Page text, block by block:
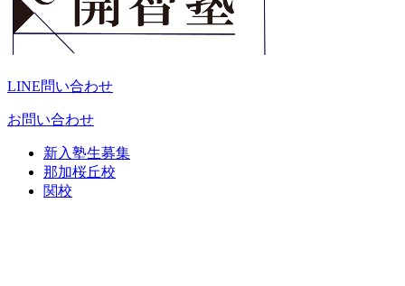
LINE問い合わせ
お問い合わせ
新入塾生募集
那加桜丘校
関校